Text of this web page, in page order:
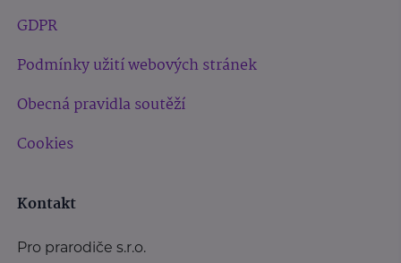
GDPR
Podmínky užití webových stránek
Obecná pravidla soutěží
Cookies
Kontakt
Pro prarodiče s.r.o.